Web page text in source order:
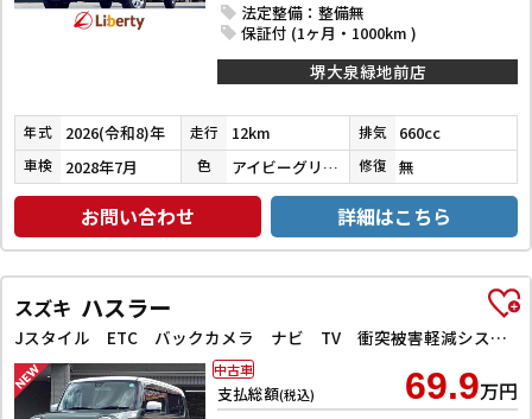
法定整備：整備無
保証付 (1ヶ月・1000km )
堺大泉緑地前店
年式 2026(令和8)年 走行 12km 排気 660cc
車検 2028年7月 色 アイビーグリーンメタリック 修復 無
お問い合わせ 詳細はこちら
スズキ ハスラー
Jスタイル ETC バックカメラ ナビ TV 衝突被害軽減システム オートライト スマートキー アイドリングストップ 電動格納ミラー シートヒーター ベンチシート CVT ESC CD DVD再生
支払総額(税込) 69.9万円
中古車